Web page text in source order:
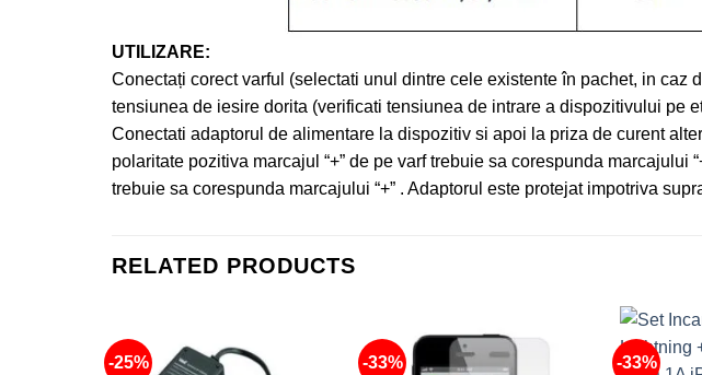
UTILIZARE:
Conectați corect varful (selectati unul dintre cele existente în pachet, in
tensiunea de iesire dorita (verificati tensiunea de intrare a dispozitivului pe
Conectati adaptorul de alimentare la dispozitiv si apoi la priza de curent
polaritate pozitiva marcajul “+” de pe varf trebuie sa corespunda
trebuie sa corespunda marcajului “+” . Adaptorul este protejat impotriva
RELATED PRODUCTS
-25% -33% -33%